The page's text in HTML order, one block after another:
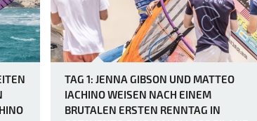
TAG 1: JENNA GIBSON UND MATTEO
IACHINO WEISEN NACH EINEM
BRUTALEN ERSTEN RENNTAG IN